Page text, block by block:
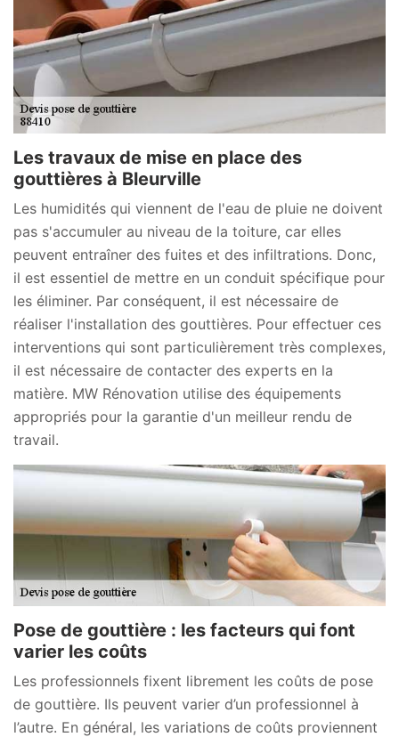
Les travaux de mise en place des
gouttières à Bleurville
Les humidités qui viennent de l'eau de pluie ne doivent
pas s'accumuler au niveau de la toiture, car elles
peuvent entraîner des fuites et des infiltrations. Donc,
il est essentiel de mettre en un conduit spécifique pour
les éliminer. Par conséquent, il est nécessaire de
réaliser l'installation des gouttières. Pour effectuer ces
interventions qui sont particulièrement très complexes,
il est nécessaire de contacter des experts en la
matière. MW Rénovation utilise des équipements
appropriés pour la garantie d'un meilleur rendu de
travail.
Pose de gouttière : les facteurs qui font
varier les coûts
Les professionnels fixent librement les coûts de pose
de gouttière. Ils peuvent varier d’un professionnel à
l’autre. En général, les variations de coûts proviennent